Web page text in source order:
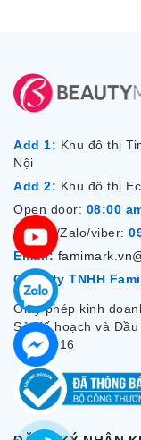
Add 1: Khu đô thị
Nội
Add 2: Khu đô thị
Open door: 08:00
Hotline/Zalo/viber:
Email:
Công ty TNHH
Giấy phép kinh
Sở Kế hoạch và
7/12/2016